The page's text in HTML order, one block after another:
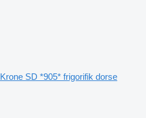
Krone SD *905* frigorifik dorse